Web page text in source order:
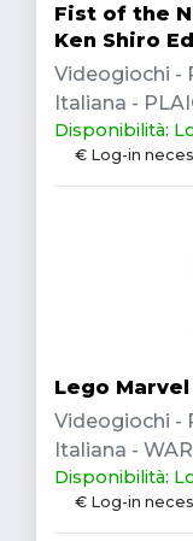
Fist of the
Ken Shiro
Videogiochi -
Italiana -
Disponibilità:
€ Log-in
Lego
Videogiochi -
Italiana -
Disponibilità:
€ Log-in